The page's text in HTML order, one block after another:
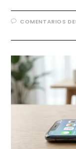
COMENTARIOS